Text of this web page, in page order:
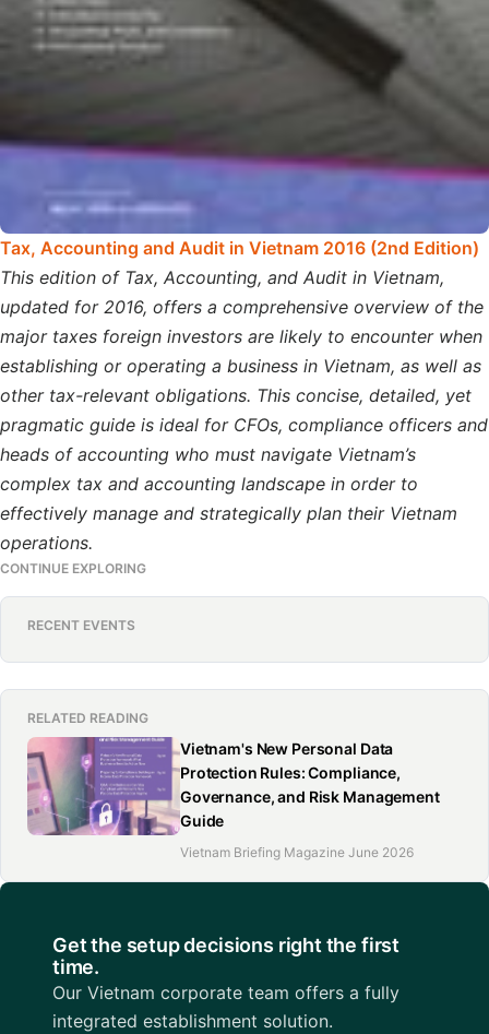
Tax, Accounting and Audit in Vietnam 2016 (2nd Edition)
This edition of Tax, Accounting, and Audit in Vietnam,
updated for 2016, offers a comprehensive overview of the
major taxes foreign investors are likely to encounter when
establishing or operating a business in Vietnam, as well as
other tax-relevant obligations. This concise, detailed, yet
pragmatic guide is ideal for CFOs, compliance officers and
heads of accounting who must navigate Vietnam’s
complex tax and accounting landscape in order to
effectively manage and strategically plan their Vietnam
operations.
CONTINUE EXPLORING
RECENT EVENTS
RELATED READING
Vietnam's New Personal Data
Protection Rules: Compliance,
Governance, and Risk Management
Guide
Vietnam Briefing Magazine June 2026
Get the setup decisions right the first
time.
Our Vietnam corporate team offers a fully
integrated establishment solution.